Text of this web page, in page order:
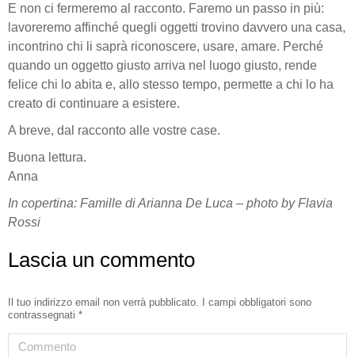
E non ci fermeremo al racconto. Faremo un passo in più:
lavoreremo affinché quegli oggetti trovino davvero una casa,
incontrino chi li saprà riconoscere, usare, amare. Perché
quando un oggetto giusto arriva nel luogo giusto, rende
felice chi lo abita e, allo stesso tempo, permette a chi lo ha
creato di continuare a esistere.
A breve, dal racconto alle vostre case.
Buona lettura.
Anna
In copertina: Famille di Arianna De Luca – photo by Flavia
Rossi
Lascia un commento
Il tuo indirizzo email non verrà pubblicato. I campi obbligatori sono
contrassegnati *
Commento